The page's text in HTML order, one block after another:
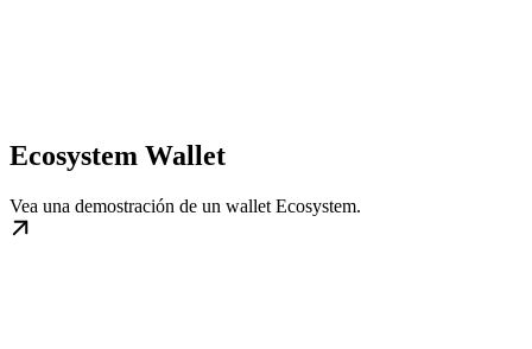
Ecosystem Wallet
Vea una demostración de un wallet Ecosystem.